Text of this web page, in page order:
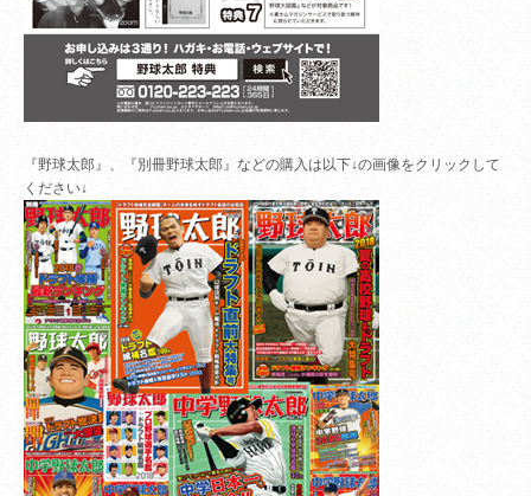
『野球太郎』、『別冊野球太郎』などの購入は以下↓の画像をクリックして
ください↓